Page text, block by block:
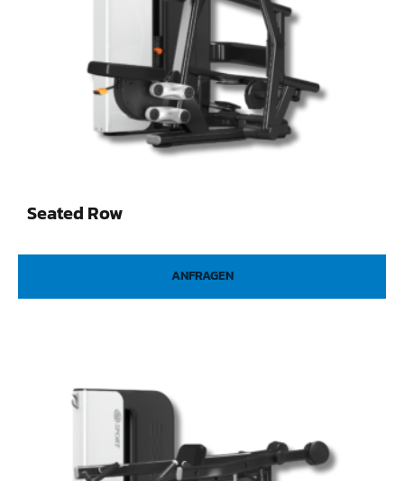
Seated Row
ANFRAGEN